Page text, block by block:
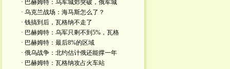
· 巴赫姆特：乌军城郊突破，俄军城
· 乌克兰战场：海马斯怎么了？
· 钱搞到后，瓦格纳不走了
· 巴赫姆特：乌军只剩不到5%，瓦格
· 巴赫姆特：最后8%的区域
· 俄乌战争：北约估计俄还能撑一年
· 巴赫姆特：瓦格纳攻占火车站